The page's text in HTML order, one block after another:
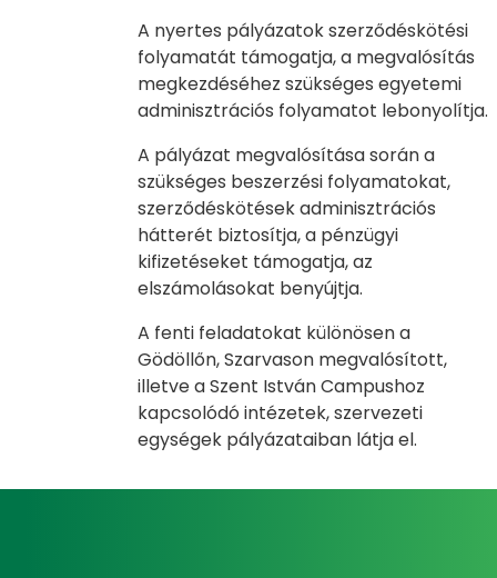
A nyertes pályázatok szerződéskötési
folyamatát támogatja, a megvalósítás
megkezdéséhez szükséges egyetemi
adminisztrációs folyamatot lebonyolítja.
A pályázat megvalósítása során a
szükséges beszerzési folyamatokat,
szerződéskötések adminisztrációs
hátterét biztosítja, a pénzügyi
kifizetéseket támogatja, az
elszámolásokat benyújtja.
A fenti feladatokat különösen a
Gödöllőn, Szarvason megvalósított,
illetve a Szent István Campushoz
kapcsolódó intézetek, szervezeti
egységek pályázataiban látja el.